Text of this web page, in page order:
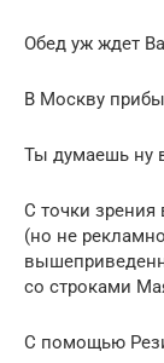
Обед уж ждет
В Москву
Ты думаешь ну
С точки зрения
(но не
со строками
С помощью